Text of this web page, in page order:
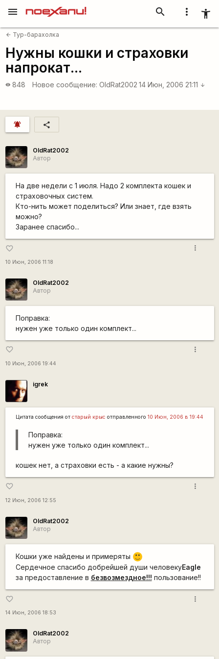
more_vert accessibility_new
search
menu
arrow_back Тур-барахолка
Нужны кошки и страховки
напрокат...
visibility 848 Новое сообщение: OldRat2002 14 Июн, 2006 21:11 arrow_downward
notifications_active share
OldRat2002
Автор
На две недели с 1 июля. Надо 2 комплекта кошек и
страховочных систем.
Кто-нить может поделиться? Или знает, где взять
можно?
Заранее спасибо...
favorite_border
10 Июн, 2006 11:18
more_vert
OldRat2002
Автор
Поправка:
нужен уже только один комплект...
favorite_border
10 Июн, 2006 19:44
more_vert
igrek
Цитата сообщения от старый крыс отправленного 10 Июн, 2006 в 19:44
Поправка:
нужен уже только один комплект...
кошек нет, а страховки есть - а какие нужны?
favorite_border
12 Июн, 2006 12:55
more_vert
OldRat2002
Автор
Кошки уже найдены и примеряты
:)
Сердечное спасибо добрейшей души человекуEagle
за предоставление в безвозмездное!!! пользование!!
favorite_border
14 Июн, 2006 18:53
more_vert
OldRat2002
Автор